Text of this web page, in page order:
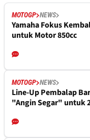
MOTOGP NEWS
Yamaha Fokus
untuk Motor 850cc
MOTOGP NEWS
Line-Up Pembalap
"Angin Segar" untuk